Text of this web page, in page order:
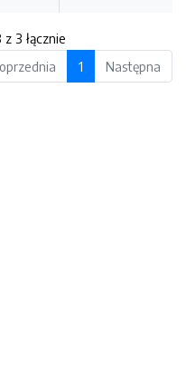
3 łącznie
1 Następna